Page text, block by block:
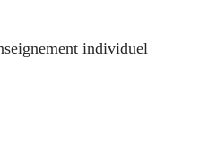
individuel